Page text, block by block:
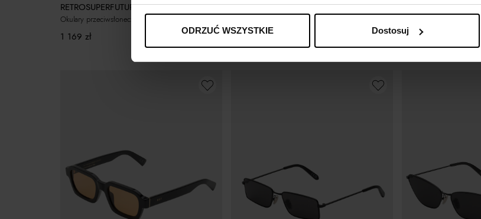
ODRZUĆ WSZYSTKIE Dostosuj
RETROSUPERFUTURE
1 169 zł
RETROSUPERFUTURE
Czerwone okulary przeciwsłoneczne Marni Zakoa
1 249zł
RETROSUPERFUTURE
859zł